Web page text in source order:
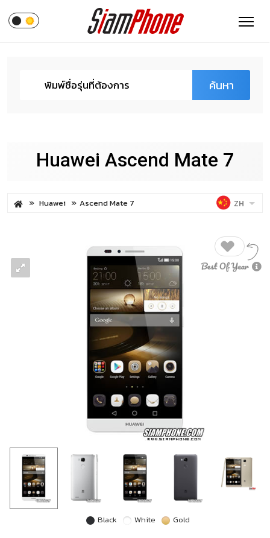
ค้นหา
Huawei Ascend Mate 7
Huawei Ascend Mate 7 ZH
Black White Gold